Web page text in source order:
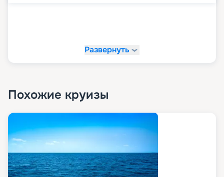
На сайте «Круиз.онлайн» рекомендуем купить
свой круиз мечты. У нас вы можете в
маршруты, схемы и планы палуб, описание,
расписание, характеристики и фото лайнера, а
также узнать цену круизов и прочитать отзывы
про них. Также на нашем сайте в пару кликов вы
можете оформить путевку в любое путешествие
в 2026 - 2027 гг. Рады напомнить, что благодаря
возможностям раннего бронирования вы
можете сделать ваше путешествие еще и
выгодным.
Развернуть
Похожие круизы